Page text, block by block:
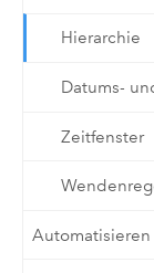
Hierarchie
Datums-
Zeitfenster
Automatisieren